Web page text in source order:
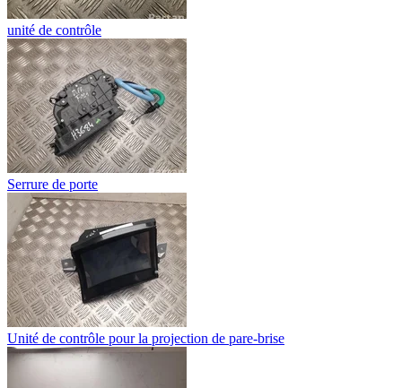
unité de contrôle
Serrure de porte
Unité de contrôle pour la projection de pare-brise